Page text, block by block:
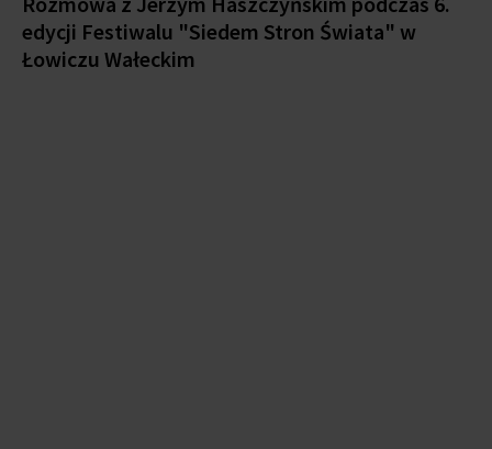
kombatanctwa” - Wojciech Jagielski gościem
Klubu Obieżyświata